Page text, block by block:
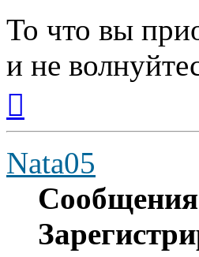
То что вы
и не
началу
Nata05